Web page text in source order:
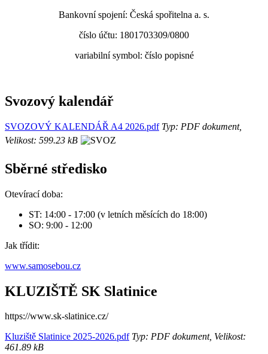
Bankovní spojení: Česká spořitelna a. s.
číslo účtu: 1801703309/0800
variabilní symbol: číslo popisné
Svozový kalendář
SVOZOVÝ KALENDÁŘ A4 2026.pdfTyp: PDF dokument,
Velikost: 599.23 kB
Sběrné středisko
Otevírací doba:
ST: 14:00 - 17:00 (v letních měsících do 18:00)
SO: 9:00 - 12:00
Jak třídit:
www.samosebou.cz
KLUZIŠTĚ SK Slatinice
https://www.sk-slatinice.cz/
Kluziště Slatinice 2025-2026.pdfTyp: PDF dokument, Velikost:
461.89 kB